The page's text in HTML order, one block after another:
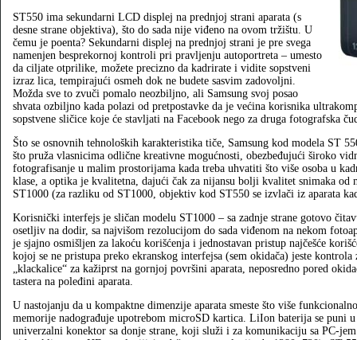
ST550 ima sekundarni LCD displej na prednjoj strani aparata (s
desne strane objektiva), što do sada nije viđeno na ovom tržištu. U
čemu je poenta? Sekundarni displej na prednjoj strani je pre svega
namenjen besprekornoj kontroli pri pravljenju autoportreta – umesto
da ciljate otprilike, možete precizno da kadrirate i vidite sopstveni
izraz lica, tempirajući osmeh dok ne budete sasvim zadovoljni.
Možda sve to zvuči pomalo neozbiljno, ali Samsung svoj posao
shvata ozbiljno kada polazi od pretpostavke da je većina korisnika
sopstvene sličice koje će stavljati na Facebook nego za druga fotografska
Što se osnovnih tehnoloških karakteristika tiče, Samsung kod modela ST
što pruža vlasnicima odlične kreativne mogućnosti, obezbeđujući široko
fotografisanje u malim prostorijama kada treba uhvatiti što više osoba u
klase, a optika je kvalitetna, dajući čak za nijansu bolji kvalitet snimaka od
ST1000 (za razliku od ST1000, objektiv kod ST550 se izvlači iz aparata
Korisnički interfejs je sličan modelu ST1000 – sa zadnje strane gotovo
osetljiv na dodir, sa najvišom rezolucijom do sada viđenom na nekom
je sjajno osmišljen za lakoću korišćenja i jednostavan pristup najčešće
kojoj se ne pristupa preko ekranskog interfejsa (sem okidača) jeste
„klackalice“ za kažiprst na gornjoj površini aparata, neposredno pored
tastera na poleđini aparata.
U nastojanju da u kompaktne dimenzije aparata smeste što više
memorije nadograđuje upotrebom microSD kartica. LiIon baterija se puni
univerzalni konektor sa donje strane, koji služi i za komunikaciju sa